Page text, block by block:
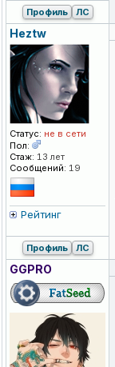
Профиль ЛС
Heztw
Статус: не в сети
Пол:
Стаж: 13 лет
Сообщений: 19
Рейтинг
Профиль ЛС
GGPRO